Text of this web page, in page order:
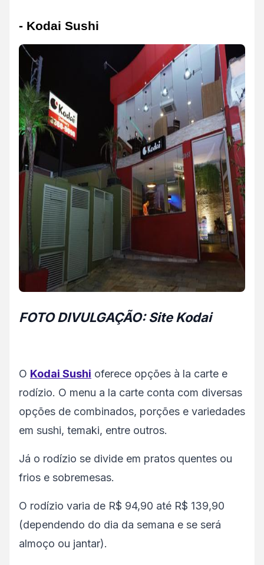
- Kodai Sushi
FOTO DIVULGAÇÃO: Site Kodai
O Kodai Sushi oferece opções à la carte e
rodízio. O menu a la carte conta com diversas
opções de combinados, porções e variedades
em sushi, temaki, entre outros.
Já o rodízio se divide em pratos quentes ou
frios e sobremesas.
O rodízio varia de R$ 94,90 até R$ 139,90
(dependendo do dia da semana e se será
almoço ou jantar).